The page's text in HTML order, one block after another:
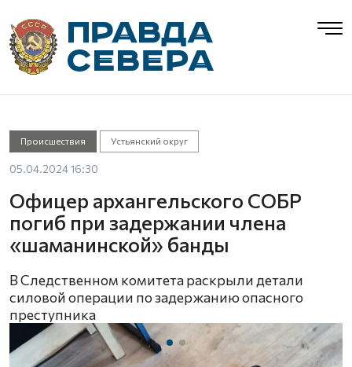
Происшествия Устьянский округ
05.04.2024 16:30
Офицер архангельского СОБР
погиб при задержании члена
«шаманинской» банды
В Следственном комитета раскрыли детали
силовой операции по задержанию опасного
преступника